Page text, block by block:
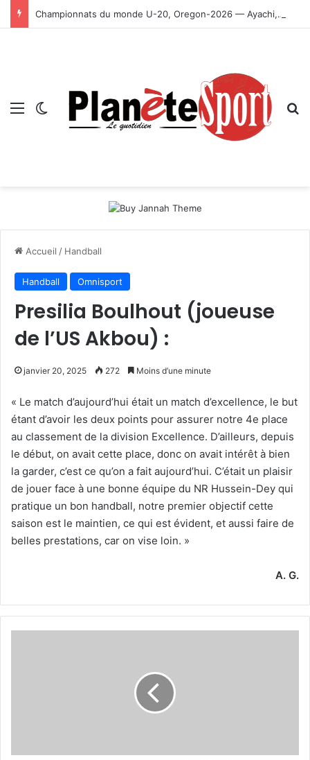
Championnats du monde U-20, Oregon-2026 — Ayachi, Dissa, Touahria et Ghezali en finale
Menu Switch skin
Accueil / Handball
Handball Omnisport
Presilia Boulhout (joueuse
de l’US Akbou) :
janvier 20, 2025 272 Moins d’une minute
« Le match d’aujourd’hui était un match d’excellence, le but
étant d’avoir les deux points pour assurer notre 4e place
au classement de la division Excellence. D’ailleurs, depuis
le début, on avait cette place, donc on avait intérêt à bien
la garder, c’est ce qu’on a fait aujourd’hui. C’était un plaisir
de jouer face à une bonne équipe du NR Hussein-Dey qui
pratique un bon handball, notre premier objectif cette
saison est le maintien, ce qui est évident, et aussi faire de
belles prestations, car on vise loin. »
A. G.
l’énorme